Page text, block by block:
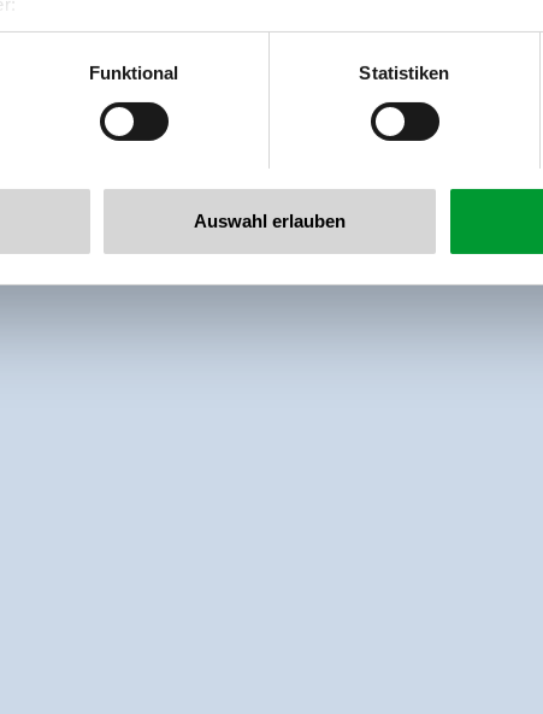
& Co KG
Funktional Statistiken
Auswahl erlauben